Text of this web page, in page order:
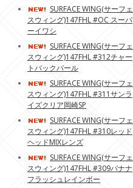
SURFACE WING(サーフェ
スウィング)147FHL #OC スーパ
ーイワシ
SURFACE WING(サーフェ
スウィング)147FHL #312チャー
トバックパール
SURFACE WING(サーフェ
スウィング)147FHL #311サンラ
イズクリア岡崎SP
SURFACE WING(サーフェ
スウィング)147FHL #310レッド
ヘッドMIXレンズ
SURFACE WING(サーフェ
スウィング)147FHL #309バナナ
フラッシュレインボー